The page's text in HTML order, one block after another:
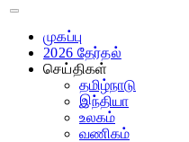
முகப்பு
2026 தேர்தல்
செய்திகள்
தமிழ்நாடு
இந்தியா
உலகம்
வணிகம்